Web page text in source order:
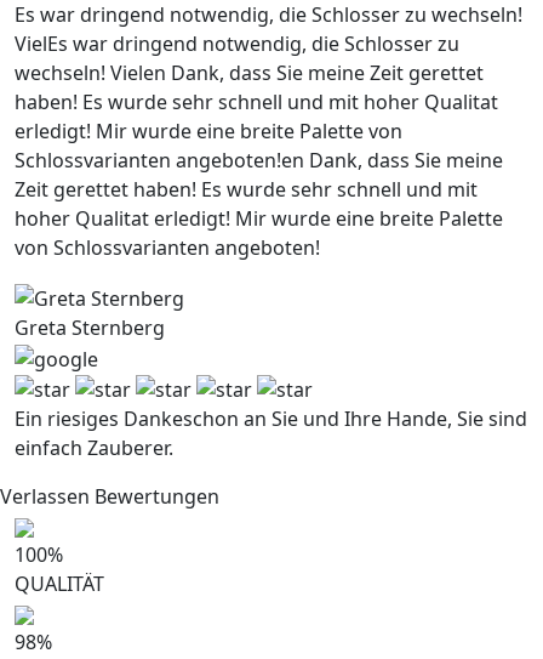
Es war dringend notwendig, die Schlosser zu wechseln!
VielEs war dringend notwendig, die Schlosser zu
wechseln! Vielen Dank, dass Sie meine Zeit gerettet
haben! Es wurde sehr schnell und mit hoher Qualitat
erledigt! Mir wurde eine breite Palette von
Schlossvarianten angeboten!en Dank, dass Sie meine
Zeit gerettet haben! Es wurde sehr schnell und mit
hoher Qualitat erledigt! Mir wurde eine breite Palette
von Schlossvarianten angeboten!
Greta Sternberg
Ein riesiges Dankeschon an Sie und Ihre Hande, Sie sind
einfach Zauberer.
Verlassen Bewertungen
100%
QUALITÄT
98%